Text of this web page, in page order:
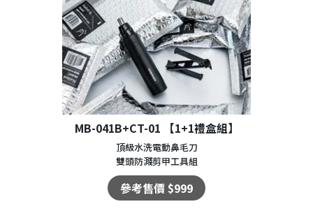
MB-041B+CT-01 【1+1禮盒組】
頂級水洗電動鼻毛刀
雙頭防濺剪甲工具組
參考售價 $999